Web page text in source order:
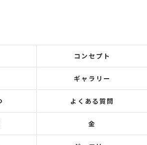
コンセプト
ギャラリー
よくある質問
金